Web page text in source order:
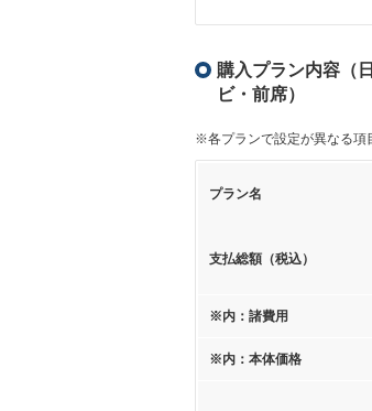
購入プラン内容（
ビ・前席）
※各プランで設定が異なる項
プラン名
支払総額（税込）
※内：諸費用
※内：本体価格